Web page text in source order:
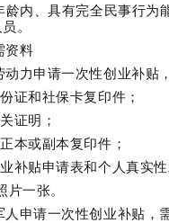
龄内、具有完全民事行为
。
资料
动力申请一次性创业补贴
证和社保卡复印件；
证明；
本或副本复印件；
补贴申请表和个人真实
一张。
人申请一次性创业补贴，